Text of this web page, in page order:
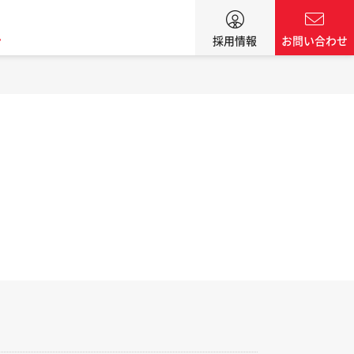
採用情報 お問い合わせ